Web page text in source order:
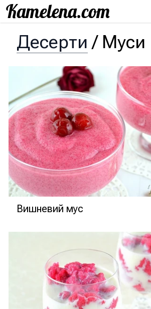
Десерти / Муси
Вишневий мус